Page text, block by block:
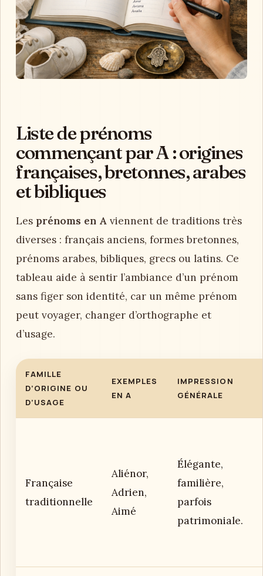
Liste de prénoms
commençant par A : origines
françaises, bretonnes, arabes
et bibliques
Les prénoms en A viennent de traditions très
diverses : français anciens, formes bretonnes,
prénoms arabes, bibliques, grecs ou latins. Ce
tableau aide à sentir l’ambiance d’un prénom
sans figer son identité, car un même prénom
peut voyager, changer d’orthographe et
d’usage.
FAMILLE
D’ORIGINE OU
D’USAGE
EXEMPLES
EN A
IMPRESSION
GÉNÉRALE
Française
traditionnelle
Aliénor,
Adrien,
Aimé
Élégante,
familière,
parfois
patrimoniale.